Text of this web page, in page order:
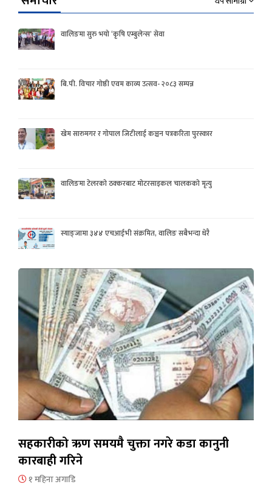
वालिङमा सुरु भयो ‘कृषि एम्बुलेन्स’ सेवा
बि.पी. विचार गोष्ठी एवम काव्य उत्सव- २०८३ सम्पन्न
खेम सारुमगर र गोपाल जिटीलाई कञ्चन पत्रकरिता पुरस्कार
वालिङमा टेलरको ठक्करबाट मोटरसाइकल चालकको मृत्यु
स्याङ्जामा ३४४ एचआईभी संक्रमित, वालिङ सबैभन्दा धेरै
सहकारीको ऋण समयमै चुक्ता नगरे कडा कानुनी
कारबाही गरिने
१ महिना अगाडि